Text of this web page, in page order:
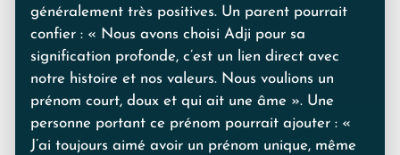
généralement très positives. Un parent pourrait
confier : « Nous avons choisi Adji pour sa
signification profonde, c’est un lien direct avec
notre histoire et nos valeurs. Nous voulions un
prénom court, doux et qui ait une âme ». Une
personne portant ce prénom pourrait ajouter : «
J’ai toujours aimé avoir un prénom unique, même